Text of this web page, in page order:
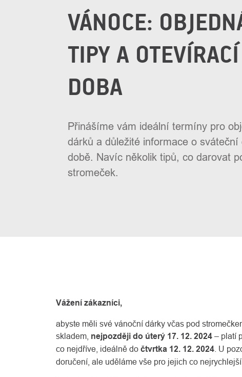
VÁNOCE:
TIPY A OTEVÍRACÍ
DOBA
Přinášíme vám ideální termíny pro
dárků a důležité informace o
době. Navíc několik tipů, co darovat
stromeček.
Vážení zákazníci,
abyste měli své vánoční dárky včas pod
skladem, nejpozději do úterý 17. 12. 2024 – platí
co nejdříve, ideálně do čtvrtka 12. 12. 2024 . U
doručení, ale uděláme vše pro jejich co nejrychlejší